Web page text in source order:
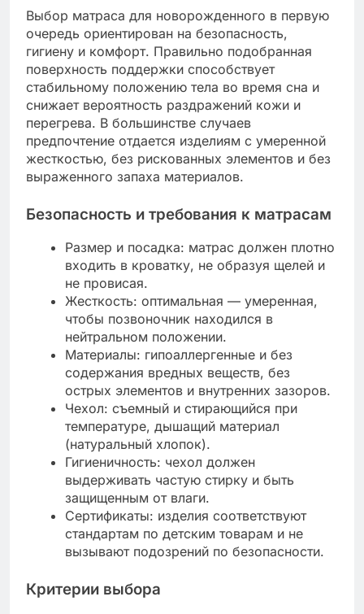
Выбор матраса для новорожденного в первую
очередь ориентирован на безопасность,
гигиену и комфорт. Правильно подобранная
поверхность поддержки способствует
стабильному положению тела во время сна и
снижает вероятность раздражений кожи и
перегрева. В большинстве случаев
предпочтение отдается изделиям с умеренной
жесткостью, без рискованных элементов и без
выраженного запаха материалов.
Безопасность и требования к матрасам
Размер и посадка: матрас должен плотно
входить в кроватку, не образуя щелей и
не провисая.
Жесткость: оптимальная — умеренная,
чтобы позвоночник находился в
нейтральном положении.
Материалы: гипоаллергенные и без
содержания вредных веществ, без
острых элементов и внутренних зазоров.
Чехол: съемный и стирающийся при
температуре, дышащий материал
(натуральный хлопок).
Гигиеничность: чехол должен
выдерживать частую стирку и быть
защищенным от влаги.
Сертификаты: изделия соответствуют
стандартам по детским товарам и не
вызывают подозрений по безопасности.
Критерии выбора